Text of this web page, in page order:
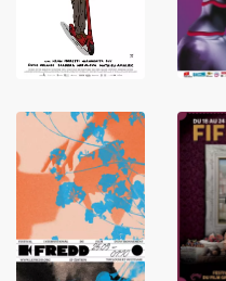
LIRE
LIRE